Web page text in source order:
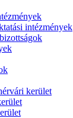
intézmények
kerület